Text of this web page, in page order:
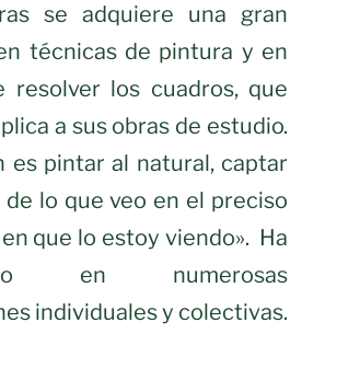
se adquiere una gran
técnicas de pintura y en
resolver los cuadros, que
a sus obras de estudio.
es pintar al natural, captar
de lo que veo en el preciso
que lo estoy viendo». Ha
en numerosas
individuales y colectivas.